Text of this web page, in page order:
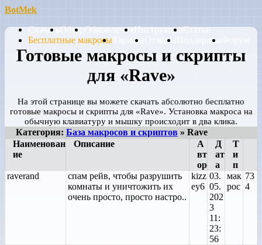
BotMek
СкачатьОбзорОбновленияИнструкцияСтатьи
Бесплатные макросы Тарифы Отзывы Поддержка
Готовые макросы и скрипты
для «Rave»
На этой странице вы можете скачать абсолютно бесплатно
готовые макросы и скрипты для «Rave». Установка макроса на
обычную клавиатуру и мышку происходит в два клика.
Категория: База макросов и скриптов » Rave
Наименован
ие
Описание
А
вт
ор
Д
ат
а
Т
и
п
raverand
спам рейв, чтобы разрушить
комнаты и уничтожить их
очень просто, просто настро..
kizz
ey6
03.
05.
202
3
11:
23:
56
мак
рос
73
4